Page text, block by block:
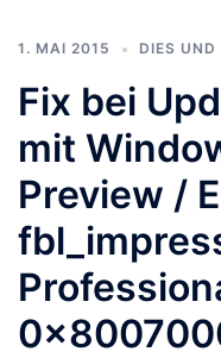
1. MAI 2015 DIES UND
Fix bei
mit
Preview /